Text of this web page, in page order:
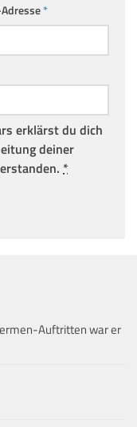
*
erklärst du dich
deiner
*
Auftritten war er